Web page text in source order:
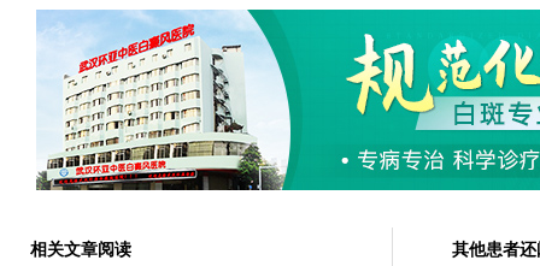
相关文章阅读 其他患者